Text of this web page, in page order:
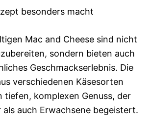
besonders macht
Mac and Cheese sind nicht
sondern bieten auch
Geschmackserlebnis. Die
verschiedenen Käsesorten
tiefen, komplexen Genuss, der
auch Erwachsene begeistert.